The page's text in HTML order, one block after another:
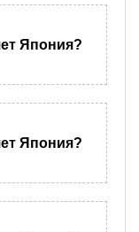
Япония?
Япония?